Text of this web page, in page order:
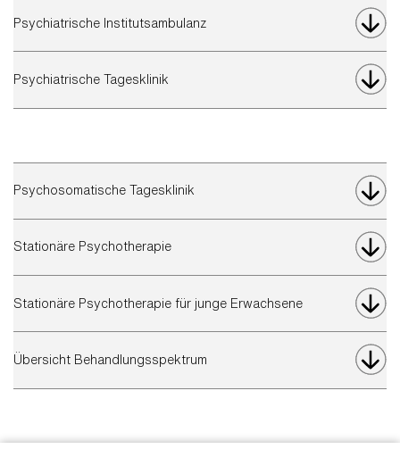
Psychiatrische Institutsambulanz
Psychiatrische Tagesklinik
Psychosomatische Tagesklinik
Stationäre Psychotherapie
Stationäre Psychotherapie für junge Erwachsene
Übersicht Behandlungsspektrum